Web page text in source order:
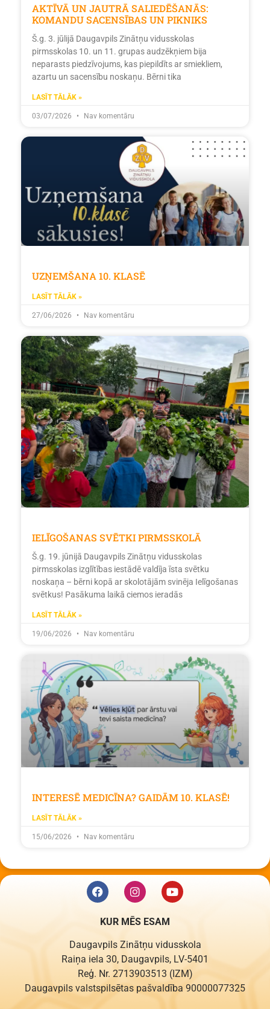
AKTĪVĀ UN JAUTRĀ SALIEDĒŠANĀS:
KOMANDU SACENSĪBAS UN PIKNIKS
Š.g. 3. jūlijā Daugavpils Zinātņu vidusskolas
pirmsskolas 10. un 11. grupas audzēkņiem bija
neparasts piedzīvojums, kas piepildīts ar smiekliem,
azartu un sacensību noskaņu. Bērni tika
LASĪT TĀLĀK »
03/07/2026 Nav komentāru
UZŅEMŠANA 10. KLASĒ
LASĪT TĀLĀK »
27/06/2026 Nav komentāru
IELĪGOŠANAS SVĒTKI PIRMSSKOLĀ
Š.g. 19. jūnijā Daugavpils Zinātņu vidusskolas
pirmsskolas izglītības iestādē valdīja īsta svētku
noskaņa – bērni kopā ar skolotājām svinēja Ielīgošanas
svētkus! Pasākuma laikā ciemos ieradās
LASĪT TĀLĀK »
19/06/2026 Nav komentāru
INTERESĒ MEDICĪNA? GAIDĀM 10. KLASĒ!
LASĪT TĀLĀK »
15/06/2026 Nav komentāru
KUR MĒS ESAM
Daugavpils Zinātņu vidusskola
Raiņa iela 30, Daugavpils, LV-5401
Reģ. Nr. 2713903513 (IZM)
Daugavpils valstspilsētas pašvaldība 90000077325